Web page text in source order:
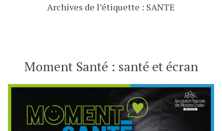
Archives de l’étiquette : SANTE
Moment Santé : santé et écran